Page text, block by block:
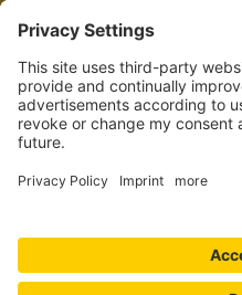
Informationen
Barrierefreiheit
Wir bemühen uns, unsere
Einige Inhalte und Funktionen
vollständig zugänglich. Wenn
benötigen, kontaktieren Sie
Vertrag
© 2026